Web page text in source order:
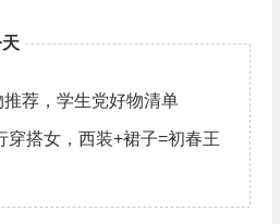
荐，学生党好物清单
穿搭女，西装+裙子=初春王